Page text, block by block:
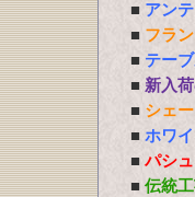
■ アン
■ フラ
■ テー
■ 新入
■ シェ
■ ホワ
■ パシ
■ 伝統